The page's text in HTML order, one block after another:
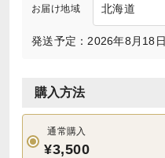
お届け地域
発送予定：2026年8月18
購入方法
通常購入
¥3,500